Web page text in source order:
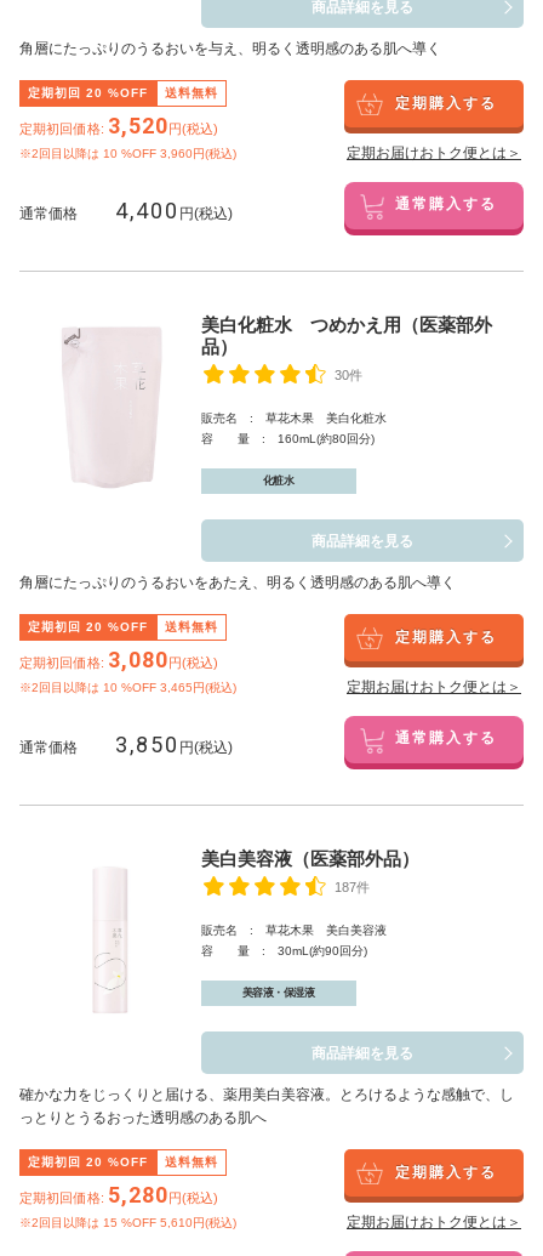
商品詳細を見る
角層にたっぷりのうるおいを与え、明るく透明感のある肌へ導く
定期初回 20 %OFF 送料無料
定期初回価格: 3,520円(税込)
※2回目以降は 10 %OFF 3,960円(税込)
定期購入する
定期お届けおトク便とは＞
通常価格 4,400 円(税込) 通常購入する
美白化粧水 つめかえ用（医薬部外
品）
30件
販売名 : 草花木果 美白化粧水
容 量 : 160mL(約80回分)
化粧水
商品詳細を見る
角層にたっぷりのうるおいをあたえ、明るく透明感のある肌へ導く
定期初回 20 %OFF 送料無料
定期初回価格: 3,080円(税込)
※2回目以降は 10 %OFF 3,465円(税込)
定期購入する
定期お届けおトク便とは＞
通常価格 3,850 円(税込) 通常購入する
美白美容液（医薬部外品）
187件
販売名 : 草花木果 美白美容液
容 量 : 30mL(約90回分)
美容液・保湿液
商品詳細を見る
確かな力をじっくりと届ける、薬用美白美容液。とろけるような感触で、し
っとりとうるおった透明感のある肌へ
定期初回 20 %OFF 送料無料
定期初回価格: 5,280円(税込)
※2回目以降は 15 %OFF 5,610円(税込)
定期購入する
定期お届けおトク便とは＞